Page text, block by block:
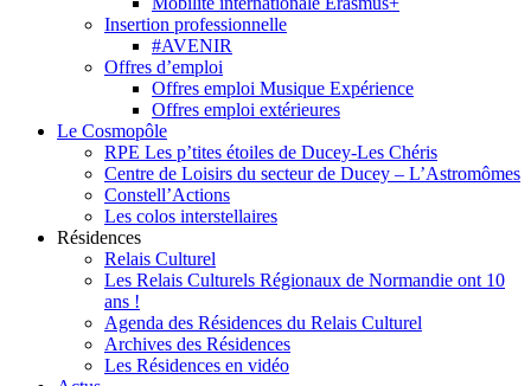
Insertion professionnelle
#AVENIR
Offres d’emploi
Offres emploi Musique Expérience
Offres emploi extérieures
Le Cosmopôle
RPE Les p’tites étoiles de Ducey-Les Chéris
Centre de Loisirs du secteur de Ducey – L’Astromômes
Constell’Actions
Les colos interstellaires
Résidences
Relais Culturel
Les Relais Culturels Régionaux de Normandie ont 10
ans !
Agenda des Résidences du Relais Culturel
Archives des Résidences
Les Résidences en vidéo